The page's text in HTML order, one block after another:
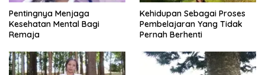
Pentingnya Menjaga
Kesehatan Mental Bagi
Remaja
Kehidupan Sebagai Proses
Pembelajaran Yang Tidak
Pernah Berhenti